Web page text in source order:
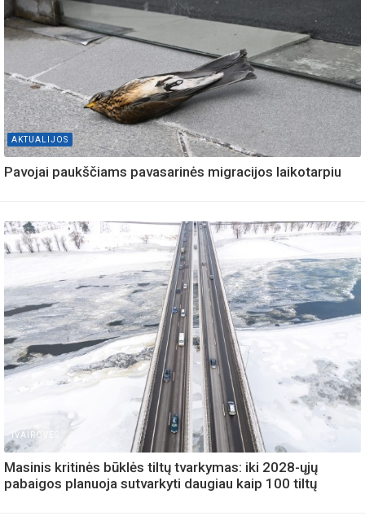
AKTUALIJOS
Pavojai paukščiams pavasarinės migracijos laikotarpiu
IVAIROVES
Masinis kritinės būklės tiltų tvarkymas: iki 2028-ųjų
pabaigos planuoja sutvarkyti daugiau kaip 100 tiltų